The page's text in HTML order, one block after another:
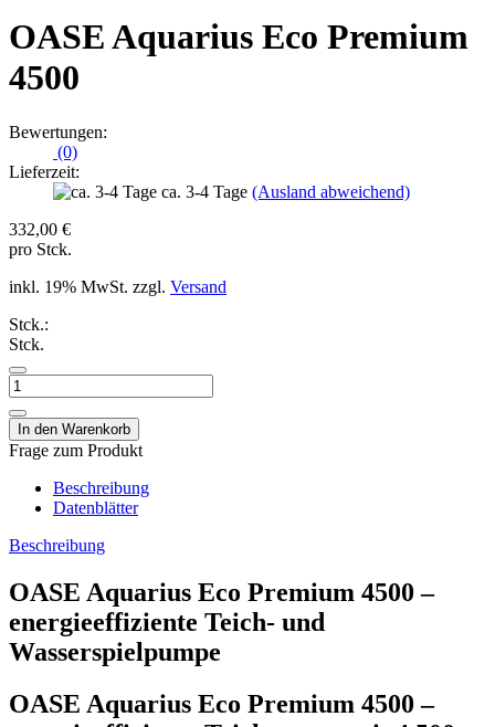
OASE Aquarius Eco Premium
4500
Bewertungen:
(0)
Lieferzeit:
ca. 3-4 Tage (Ausland abweichend)
332,00 €
pro Stck.
inkl. 19% MwSt. zzgl. Versand
Stck.:
Stck.
Frage zum Produkt
Beschreibung
Datenblätter
Beschreibung
OASE Aquarius Eco Premium 4500 –
energieeffiziente Teich- und
Wasserspielpumpe
OASE Aquarius Eco Premium 4500 –